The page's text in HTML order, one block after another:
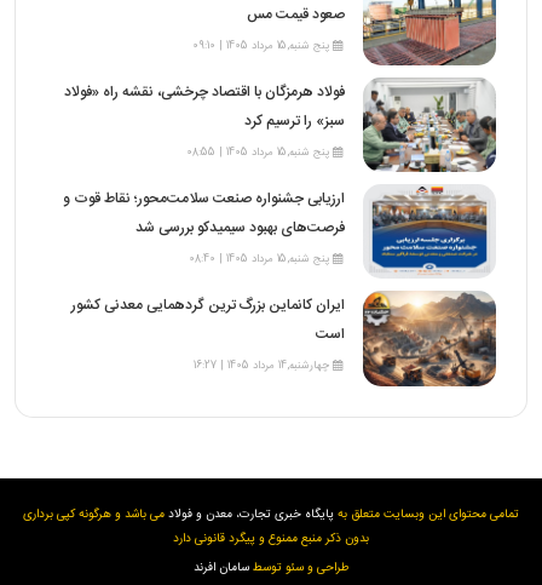
صعود قیمت مس
پنج شنبه,15 مرداد 1405 | 09:10
فولاد هرمزگان با اقتصاد چرخشی، نقشه راه «فولاد
سبز» را ترسیم کرد
پنج شنبه,15 مرداد 1405 | 08:55
ارزیابی جشنواره صنعت سلامت‌محور؛ نقاط قوت و
فرصت‌های بهبود سیمیدکو بررسی شد
پنج شنبه,15 مرداد 1405 | 08:40
ایران کانماین بزرگ ترین گردهمایی معدنی کشور
است
چهارشنبه,14 مرداد 1405 | 16:27
تمامی محتوای این وبسایت متعلق بهپایگاه خبری تجارت، معدن و فولادمی باشد و هرگونه کپی برداری
بدون ذکر منبع ممنوع و پیگرد قانونی دارد
طراحی و سئو توسطسامان افرند